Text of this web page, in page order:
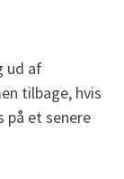
ud af
tilbage, hvis
på et senere